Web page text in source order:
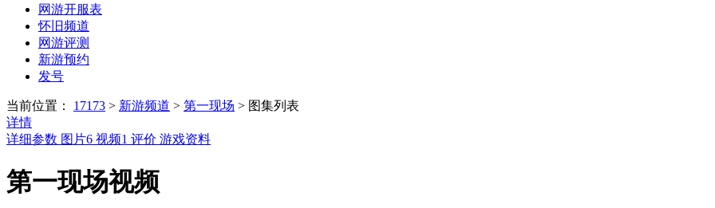
网游开服表
怀旧频道
网游评测
新游预约
发号
当前位置： 17173 > 新游频道 > 第一现场 > 图集列表
详情
详细参数 图片6 视频1 评价 游戏资料
第一现场视频